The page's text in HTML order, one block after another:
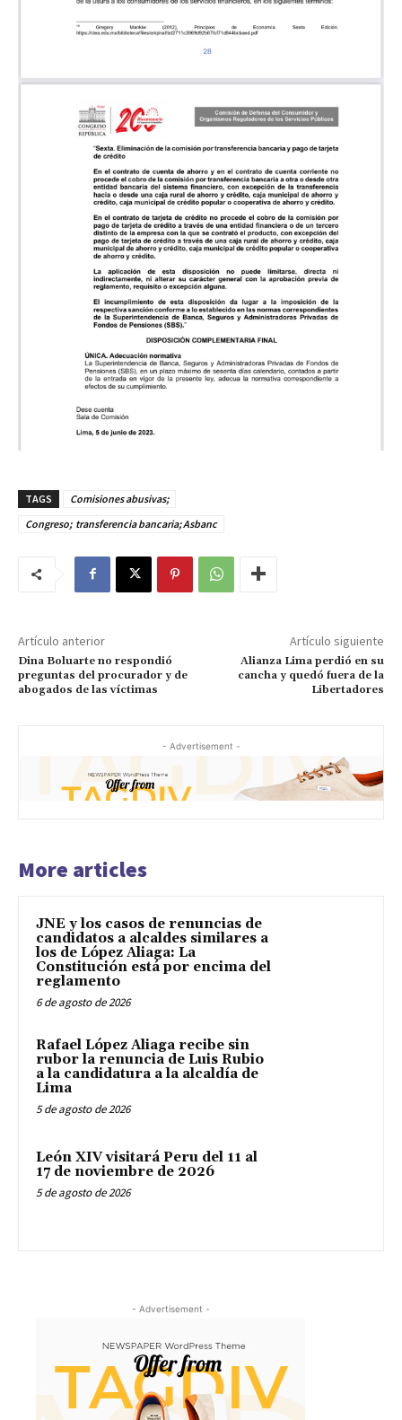
TAGS
Comisiones abusivas;
Congreso; transferencia bancaria; Asbanc
Artículo anterior
Dina Boluarte no respondió
preguntas del procurador y de
abogados de las víctimas
Artículo siguiente
Alianza Lima perdió en su
cancha y quedó fuera de la
Libertadores
- Advertisement -
More articles
JNE y los casos de renuncias de
candidatos a alcaldes similares a
los de López Aliaga: La
Constitución está por encima del
reglamento
6 de agosto de 2026
Rafael López Aliaga recibe sin
rubor la renuncia de Luis Rubio
a la candidatura a la alcaldía de
Lima
5 de agosto de 2026
León XIV visitará Peru del 11 al
17 de noviembre de 2026
5 de agosto de 2026
- Advertisement -